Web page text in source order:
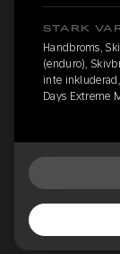
STARK
Handbroms,
(enduro),
inte
Days Extreme